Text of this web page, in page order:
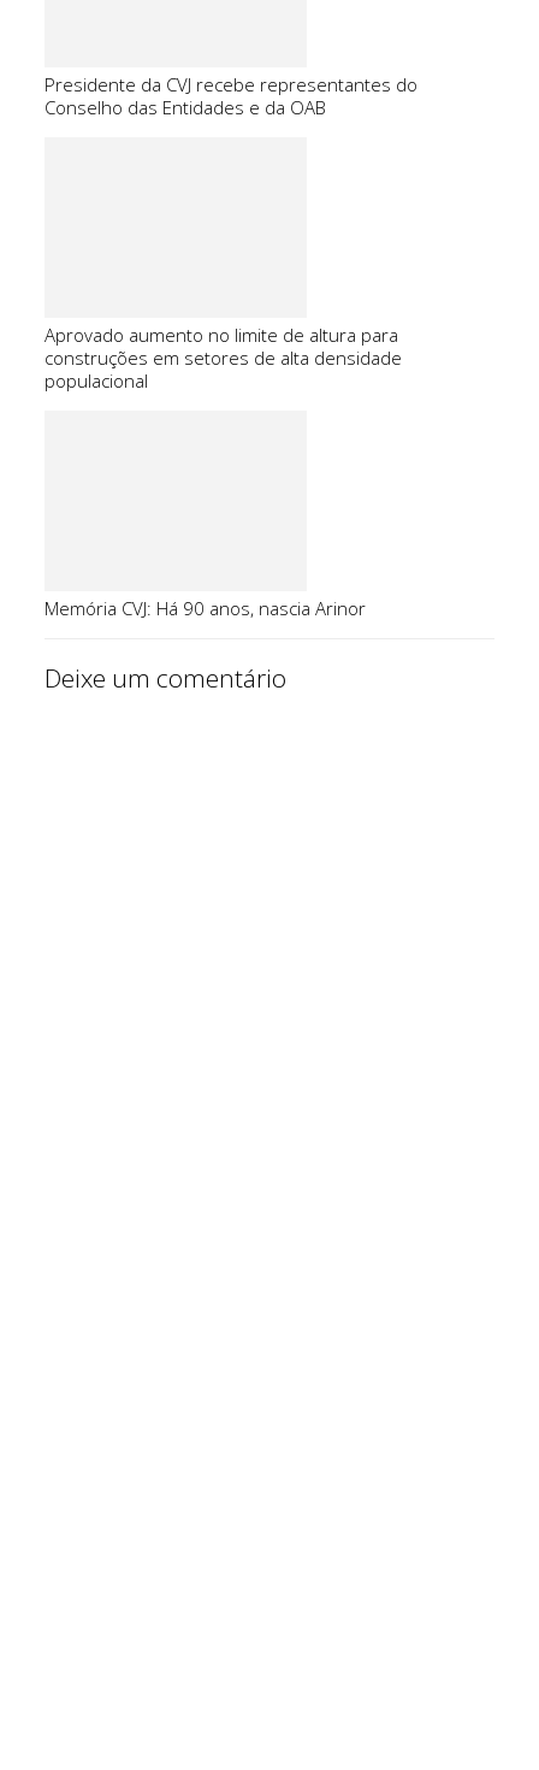
Presidente da CVJ recebe representantes do
Conselho das Entidades e da OAB
Aprovado aumento no limite de altura para
construções em setores de alta densidade
populacional
Memória CVJ: Há 90 anos, nascia Arinor
Deixe um comentário